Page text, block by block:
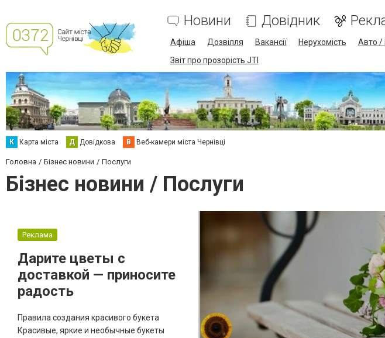
Новини Довідник
Афіша Дозвілля Вакансії Нерухомість Авто /
Звіт про прозорість JTI
К Карта міста Д Довідкова В Веб-камери міста Чернівці
Головна Бізнес новини Послуги
Бізнес новини / Послуги
Реклама
Дарите цветы с
доставкой — приносите
радость
Правила создания красивого букета
Красивые, яркие и необычные букеты